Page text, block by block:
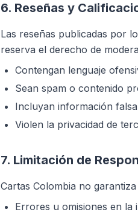
6. Reseñas y
Las reseñas publicadas por
reserva el derecho de
Contengan lenguaje
Sean spam o contenido
Incluyan información
Violen la privacidad de
7. Limitación de
Cartas Colombia no
Errores u omisiones en la